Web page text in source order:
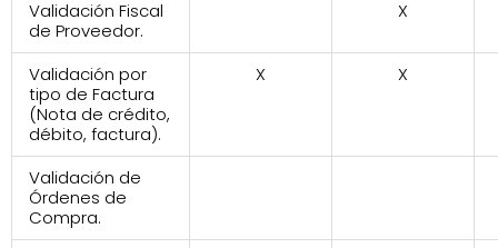
Validación Fiscal
de Proveedor.
X
Validación por
tipo de Factura
(Nota de crédito,
débito, factura).
X X
Validación de
Órdenes de
Compra.